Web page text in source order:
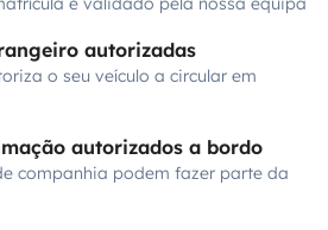
autorizadas
o seu veículo a circular em
autorizados a bordo
companhia podem fazer parte da